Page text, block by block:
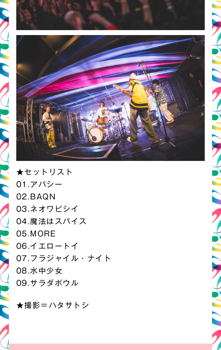
★セットリスト
01.アパシー
02.BAQN
03.ネオワビシイ
04.魔法はスパイス
05.MORE
06.イエロートイ
07.フラジャイル・ナイト
08.水中少女
09.サラダボウル
★撮影＝ハタサトシ